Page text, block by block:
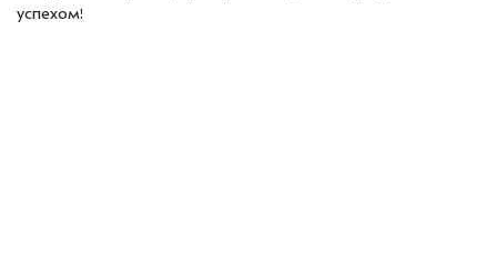
успехом!